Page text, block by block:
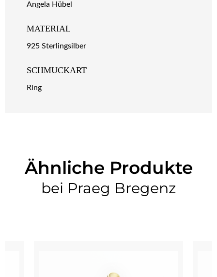
Angela Hübel
MATERIAL
925 Sterlingsilber
SCHMUCKART
Ring
Ähnliche Produkte
bei Praeg Bregenz